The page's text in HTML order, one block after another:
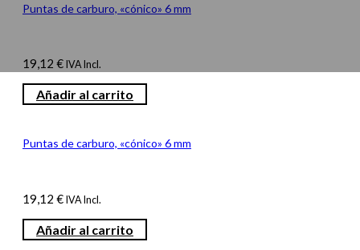
Puntas de carburo, «cónico» 6 mm
19,12 € IVA Incl.
Añadir al carrito
Puntas de carburo, «cónico» 6 mm
19,12 € IVA Incl.
Añadir al carrito